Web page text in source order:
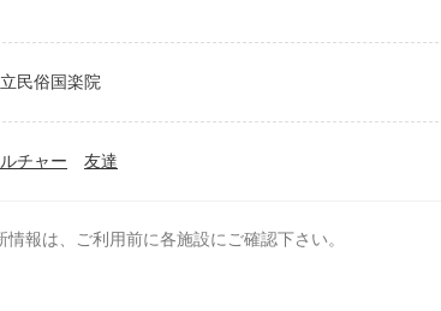
民俗国楽院
チャー 友達
報は、ご利用前に各施設にご確認下さい。